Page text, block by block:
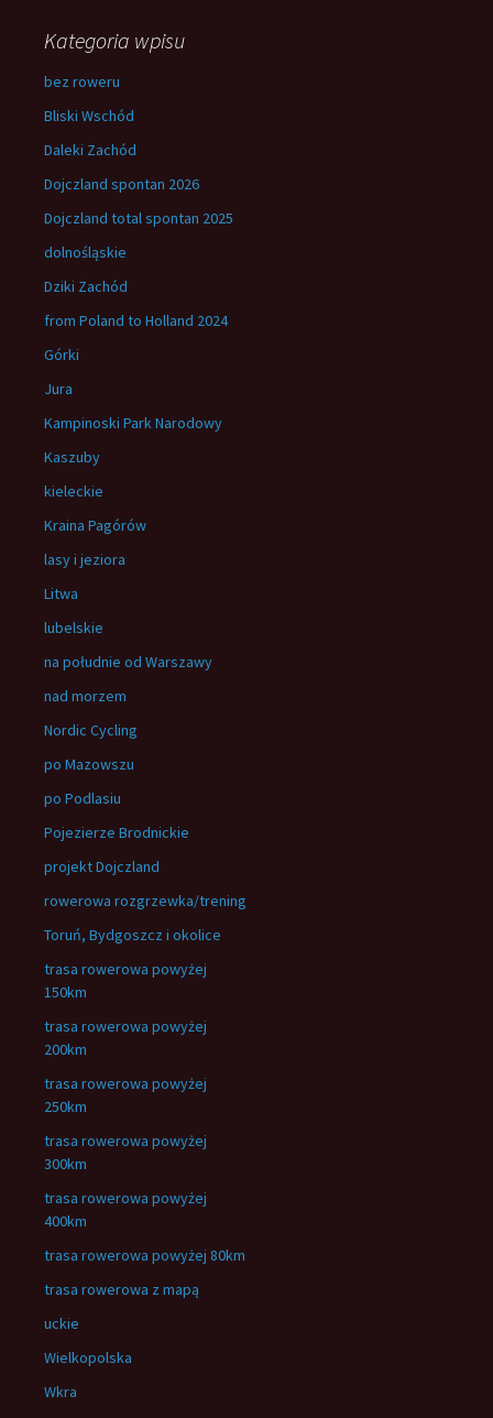
Kategoria wpisu
bez roweru
Bliski Wschód
Daleki Zachód
Dojczland spontan 2026
Dojczland total spontan 2025
dolnośląskie
Dziki Zachód
from Poland to Holland 2024
Górki
Jura
Kampinoski Park Narodowy
Kaszuby
kieleckie
Kraina Pagórów
lasy i jeziora
Litwa
lubelskie
na południe od Warszawy
nad morzem
Nordic Cycling
po Mazowszu
po Podlasiu
Pojezierze Brodnickie
projekt Dojczland
rowerowa rozgrzewka/trening
Toruń, Bydgoszcz i okolice
trasa rowerowa powyżej
150km
trasa rowerowa powyżej
200km
trasa rowerowa powyżej
250km
trasa rowerowa powyżej
300km
trasa rowerowa powyżej
400km
trasa rowerowa powyżej 80km
trasa rowerowa z mapą
uckie
Wielkopolska
Wkra